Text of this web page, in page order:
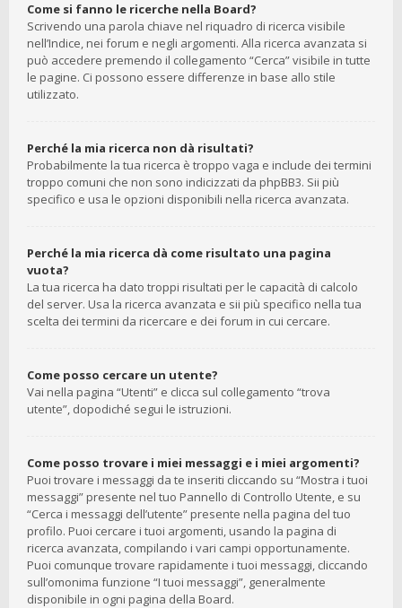
Come si fanno le ricerche nella Board?
Scrivendo una parola chiave nel riquadro di ricerca visibile
nell’Indice, nei forum e negli argomenti. Alla ricerca avanzata si
può accedere premendo il collegamento “Cerca” visibile in tutte
le pagine. Ci possono essere differenze in base allo stile
utilizzato.
Perché la mia ricerca non dà risultati?
Probabilmente la tua ricerca è troppo vaga e include dei termini
troppo comuni che non sono indicizzati da phpBB3. Sii più
specifico e usa le opzioni disponibili nella ricerca avanzata.
Perché la mia ricerca dà come risultato una pagina
vuota?
La tua ricerca ha dato troppi risultati per le capacità di calcolo
del server. Usa la ricerca avanzata e sii più specifico nella tua
scelta dei termini da ricercare e dei forum in cui cercare.
Come posso cercare un utente?
Vai nella pagina “Utenti” e clicca sul collegamento “trova
utente”, dopodiché segui le istruzioni.
Come posso trovare i miei messaggi e i miei argomenti?
Puoi trovare i messaggi da te inseriti cliccando su “Mostra i tuoi
messaggi” presente nel tuo Pannello di Controllo Utente, e su
“Cerca i messaggi dell’utente” presente nella pagina del tuo
profilo. Puoi cercare i tuoi argomenti, usando la pagina di
ricerca avanzata, compilando i vari campi opportunamente.
Puoi comunque trovare rapidamente i tuoi messaggi, cliccando
sull’omonima funzione “I tuoi messaggi”, generalmente
disponibile in ogni pagina della Board.